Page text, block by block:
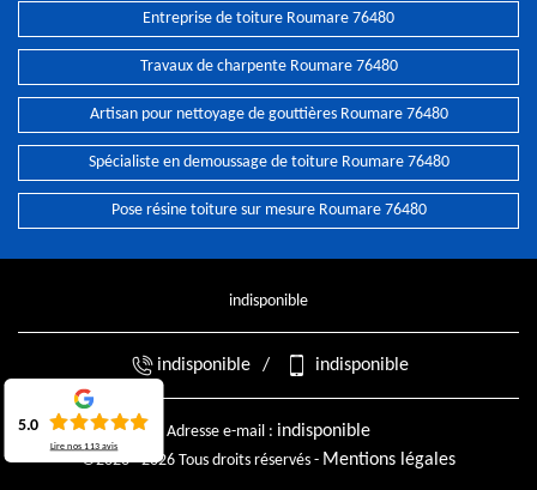
Entreprise de toiture Roumare 76480
Travaux de charpente Roumare 76480
Artisan pour nettoyage de gouttières Roumare 76480
Spécialiste en demoussage de toiture Roumare 76480
Pose résine toiture sur mesure Roumare 76480
indisponible
indisponible / indisponible
Adresse e-mail : indisponible
©2026 - 2026 Tous droits réservés - Mentions légales
5.0
Lire nos113 avis